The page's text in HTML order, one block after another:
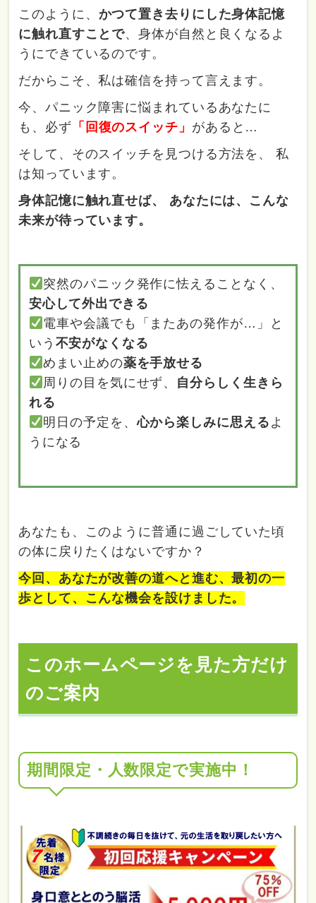
このように、 かつて置き去りにした身体記憶
に触れ直すことで、身体が自然と良くなるよ
うにできているのです。
だからこそ、私は確信を持って言えます。
今、パニック障害に悩まれているあなたに
も、必ず 「回復のスイッチ」 があると…
そして、そのスイッチを見つける方法を、 私
は知っています。
身体記憶に触れ直せば、 あなたには、こんな
未来が待っています。
突然のパニック発作に怯えることなく、
安心して外出できる
電車や会議でも「またあの発作が…」と
いう 不安がなくなる
めまい止めの薬を手放せる
周りの目を気にせず、 自分らしく生きら
れる
明日の予定を、心から楽しみに思える よ
うになる
あなたも、このように普通に過ごしていた頃
の体に戻りたくはないですか？
今回、あなたが改善の道へと進む、最初の一
歩として、こんな機会を設けました。
このホームページを見た方だけ
のご案内
期間限定・人数限定で実施中！